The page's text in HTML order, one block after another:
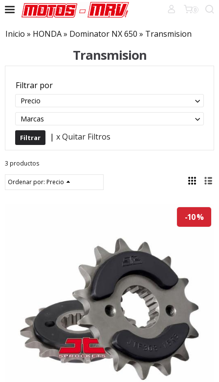
0
Inicio » HONDA» Dominator NX 650 » Transmision
Transmision
Filtrar por
Precio
Marcas
| x Quitar Filtros
3 productos
Ordenar por: Precio
-10 %